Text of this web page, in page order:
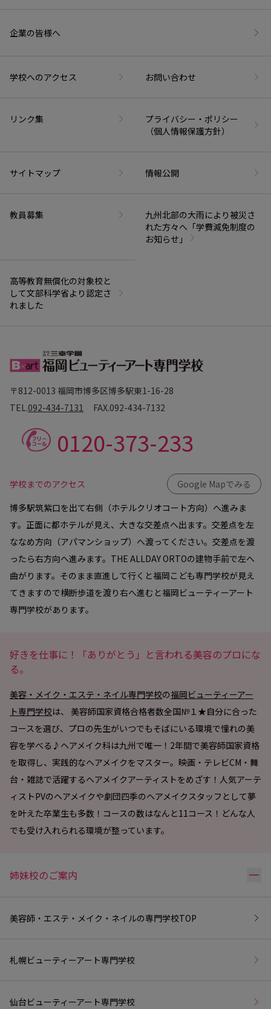
企業の皆様へ
学校へのアクセス お問い合わせ
リンク集
プライバシー・ポリシー
（個人情報保護方針）
サイトマップ 情報公開
教員募集
九州北部の大雨により被災さ
れた方々へ「学費減免制度の
お知らせ」
高等教育無償化の対象校と
して文部科学省より認定さ
れました
〒812-0013 福岡市博多区博多駅東1-16-28
TEL.092-434-7131 FAX.092-434-7132
0120-373-233
学校までのアクセス
Google Mapでみる
博多駅筑紫口を出て右側（ホテルクリオコート方向）へ進みま
す。正面に都ホテルが見え、大きな交差点へ出ます。交差点を左
ななめ方向（アパマンショップ）へ渡ってください。交差点を渡
ったら右方向へ進みます。THE ALLDAY ORTOの建物手前で左へ
曲がります。そのまま直進して行くと福岡こども専門学校が見え
てきますので横断歩道を渡り右へ進むと福岡ビューティーアート
専門学校があります。
好きを仕事に！「ありがとう」と言われる美容のプロにな
る。
美容・メイク・エステ・ネイル専門学校の福岡ビューティーアー
ト専門学校は、 美容師国家資格合格者数全国№１★自分に合った
コースを選び、プロの先生がいつでもそばにいる環境で憧れの美
容を学べる♪ヘアメイク科は九州で唯一！2年間で美容師国家資格
を取得し、実践的なヘアメイクをマスター。映画・テレビCM・舞
台・雑誌で活躍するヘアメイクアーティストをめざす！人気アーテ
ィストPVのヘアメイクや劇団四季のヘアメイクスタッフとして夢
を叶えた卒業生も多数！コースの数はなんと11コース！どんな人
でも受け入れられる環境が整っています。
姉妹校のご案内 リ
美容師・エステ・メイク・ネイルの専門学校TOP
札幌ビューティーアート専門学校
仙台ビューティーアート専門学校